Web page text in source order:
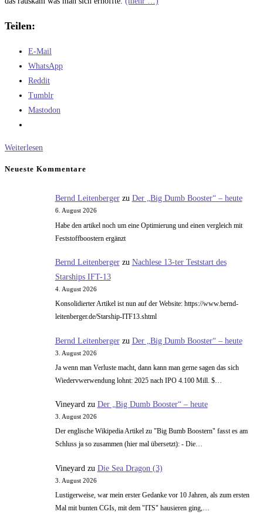
Teilen:
E-Mail
WhatsApp
Reddit
Tumblr
Mastodon
Weiterlesen
Neueste Kommentare
Bernd Leitenbergerzu Der „Big Dumb Booster“ – heute
6. August 2026
Habe den artikel noch um eine Optimierung und einen vergleich mit
Feststoffboostern ergänzt
Bernd Leitenbergerzu Nachlese 13-ter Teststart des
Starships IFT-13
4. August 2026
Konsolidierter Artikel ist nun auf der Website: https://www.bernd-
leitenberger.de/Starship-ITF13.shtml
Bernd Leitenbergerzu Der „Big Dumb Booster“ – heute
3. August 2026
Ja wenn man Verluste macht, dann kann man gerne sagen das sich
Wiedervwerwendung lohnt: 2025 nach IPO 4.100 Mill. $…
Vineyardzu Der „Big Dumb Booster“ – heute
3. August 2026
Der englische Wikipedia Artikel zu "Big Bumb Boostern" fasst es am
Schluss ja so zusammen (hier mal übersetzt): - Die…
Vineyard zu Die Sea Dragon (3)
3. August 2026
Lustigerweise, war mein erster Gedanke vor 10 Jahren, als zum ersten
Mal mit bunten CGIs, mit dem "ITS" hausieren ging,…